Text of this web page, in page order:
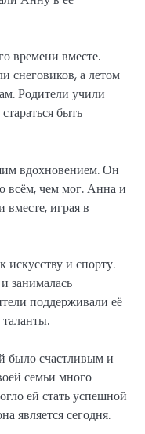
времени вместе.
снеговиков, а летом
Родители учили
быть
вдохновением. Он
всём, чем мог. Анна и
играя в
искусству и спорту.
занималась
поддерживали её
было счастливым и
семьи много
ей стать успешной
является сегодня.